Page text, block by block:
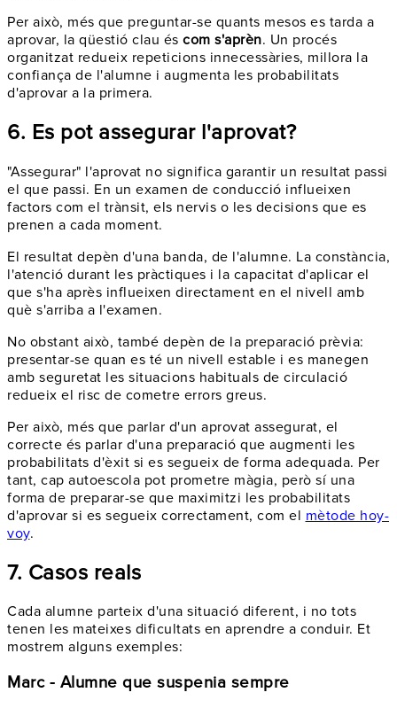
Per això, més que preguntar-se quants mesos es tarda a
aprovar, la qüestió clau és com s'aprèn. Un procés
organitzat redueix repeticions innecessàries, millora la
confiança de l'alumne i augmenta les probabilitats
d'aprovar a la primera.
6. Es pot assegurar l'aprovat?
"Assegurar" l'aprovat no significa garantir un resultat passi
el que passi. En un examen de conducció influeixen
factors com el trànsit, els nervis o les decisions que es
prenen a cada moment.
El resultat depèn d'una banda, de l'alumne. La constància,
l'atenció durant les pràctiques i la capacitat d'aplicar el
que s'ha après influeixen directament en el nivell amb
què s'arriba a l'examen.
No obstant això, també depèn de la preparació prèvia:
presentar-se quan es té un nivell estable i es manegen
amb seguretat les situacions habituals de circulació
redueix el risc de cometre errors greus.
Per això, més que parlar d'un aprovat assegurat, el
correcte és parlar d'una preparació que augmenti les
probabilitats d'èxit si es segueix de forma adequada. Per
tant, cap autoescola pot prometre màgia, però sí una
forma de preparar-se que maximitzi les probabilitats
d'aprovar si es segueix correctament, com el mètode hoy-
voy.
7. Casos reals
Cada alumne parteix d'una situació diferent, i no tots
tenen les mateixes dificultats en aprendre a conduir. Et
mostrem alguns exemples:
Marc - Alumne que suspenia sempre